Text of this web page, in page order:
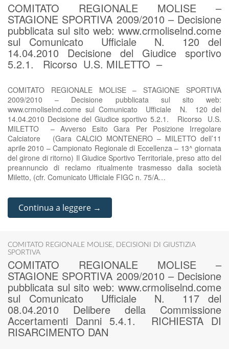
COMITATO REGIONALE MOLISE –
STAGIONE SPORTIVA 2009/2010 – Decisione
pubblicata sul sito web: www.crmoliselnd.come
sul Comunicato Ufficiale N. 120 del
14.04.2010 Decisione del Giudice sportivo
5.2.1. Ricorso U.S. MILETTO –
COMITATO REGIONALE MOLISE – STAGIONE SPORTIVA
2009/2010 – Decisione pubblicata sul sito web:
www.crmoliselnd.come sul Comunicato Ufficiale N. 120 del
14.04.2010 Decisione del Giudice sportivo 5.2.1. Ricorso U.S.
MILETTO – Avverso Esito Gara Per Posizione Irregolare
Calciatore (Gara CALCIO MONTENERO – MILETTO dell’11
aprile 2010 – Campionato Regionale di Eccellenza – 13^ giornata
del girone di ritorno) Il Giudice Sportivo Territoriale, preso atto del
preannuncio di reclamo ritualmente trasmesso dalla società
Miletto, (cfr. Comunicato Ufficiale FIGC n. 75/A…
Continua a leggere →
COMITATO REGIONALE MOLISE, DECISIONI DI GIUSTIZIA
SPORTIVA
COMITATO REGIONALE MOLISE –
STAGIONE SPORTIVA 2009/2010 – Decisione
pubblicata sul sito web: www.crmoliselnd.come
sul Comunicato Ufficiale N. 117 del
08.04.2010 Delibere della Commissione
Accertamenti Danni 5.4.1. RICHIESTA DI
RISARCIMENTO DAN